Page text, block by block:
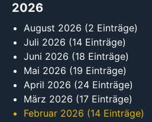
2026
August 2026 (2 Einträge)
Juli 2026 (14 Einträge)
Juni 2026 (18 Einträge)
Mai 2026 (19 Einträge)
April 2026 (24 Einträge)
März 2026 (17 Einträge)
Februar 2026 (14 Einträge)